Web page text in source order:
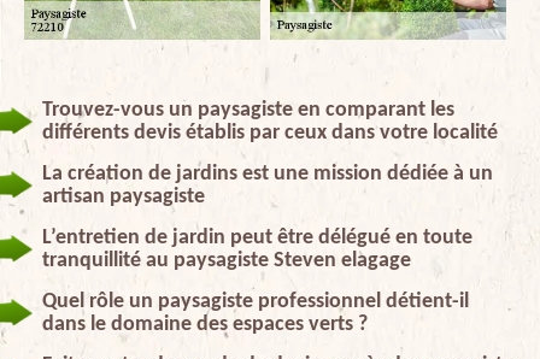
Trouvez-vous un paysagiste en comparant les
différents devis établis par ceux dans votre localité
La création de jardins est une mission dédiée à un
artisan paysagiste
L’entretien de jardin peut être délégué en toute
tranquillité au paysagiste Steven elagage
Quel rôle un paysagiste professionnel détient-il
dans le domaine des espaces verts ?